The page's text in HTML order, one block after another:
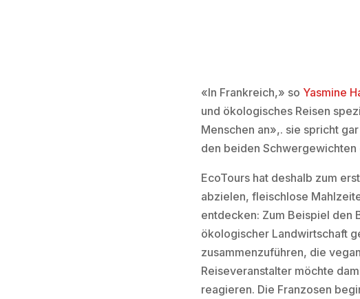
«In Frankreich,» so Yasmine
und ökologisches Reisen
Menschen an»,. sie spricht
den beiden Schwergewichten
EcoTours hat deshalb zum
abzielen, fleischlose
entdecken: Zum Beispiel den
ökologischer Landwirtschaft
zusammenzuführen, die
Reiseveranstalter möchte
reagieren. Die Franzosen